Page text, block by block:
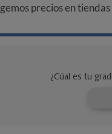
precios en